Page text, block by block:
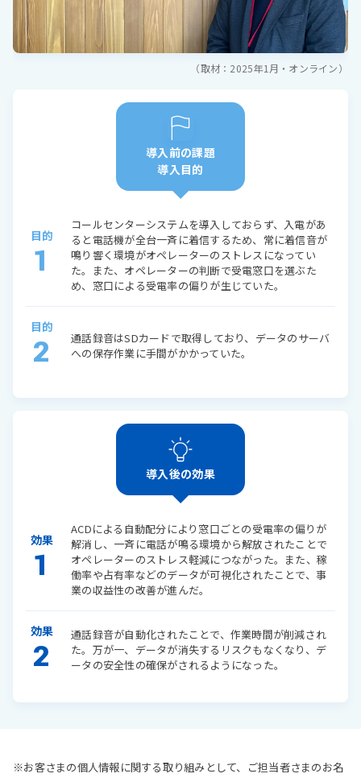
（取材：2025年1月・オンライン）
導入前の課題
導入目的
目的
1
コールセンターシステムを導入しておらず、入電があ
ると電話機が全台一斉に着信するため、常に着信音が
鳴り響く環境がオペレーターのストレスになってい
た。また、オペレーターの判断で受電窓口を選ぶた
め、窓口による受電率の偏りが生じていた。
目的
2
通話録音はSDカードで取得しており、データのサーバ
への保存作業に手間がかかっていた。
導入後の効果
効果
1
ACDによる自動配分により窓口ごとの受電率の偏りが
解消し、一斉に電話が鳴る環境から解放されたことで
オペレーターのストレス軽減につながった。また、稼
働率や占有率などのデータが可視化されたことで、事
業の収益性の改善が進んだ。
効果
2
通話録音が自動化されたことで、作業時間が削減され
た。万が一、データが消失するリスクもなくなり、デ
ータの安全性の確保がされるようになった。
※お客さまの個人情報に関する取り組みとして、ご担当者さまのお名